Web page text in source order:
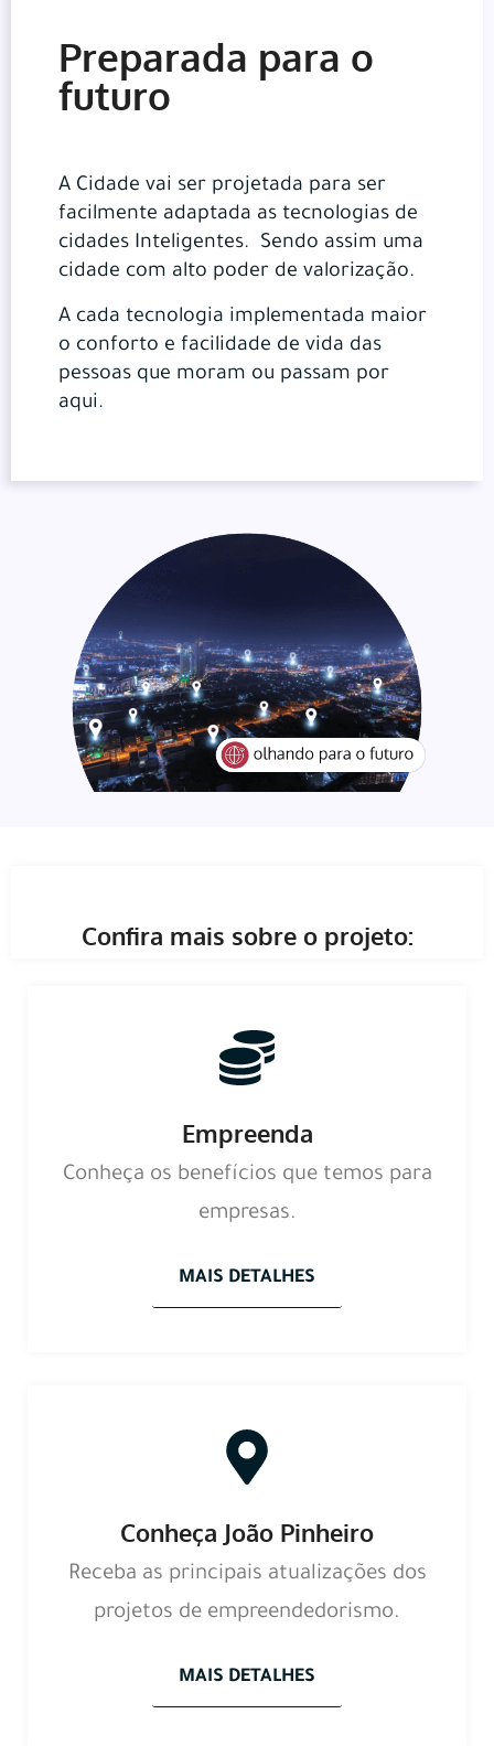
Preparada para o
futuro
A Cidade vai ser projetada para ser
facilmente adaptada as tecnologias de
cidades Inteligentes. Sendo assim uma
cidade com alto poder de valorização.
A cada tecnologia implementada maior
o conforto e facilidade de vida das
pessoas que moram ou passam por
aqui.
Confira mais sobre o projeto:
Empreenda
Conheça os benefícios que temos para
empresas.
MAIS DETALHES
Conheça João Pinheiro
Receba as principais atualizações dos
projetos de empreendedorismo.
MAIS DETALHES